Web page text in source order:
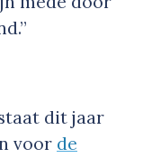
dit jaar
voor de